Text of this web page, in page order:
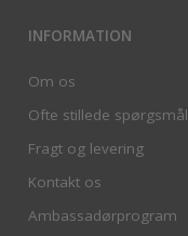
INFORMATION
Om os
Ofte stillede spørgsmål
Fragt og levering
Kontakt os
Ambassadørprogram